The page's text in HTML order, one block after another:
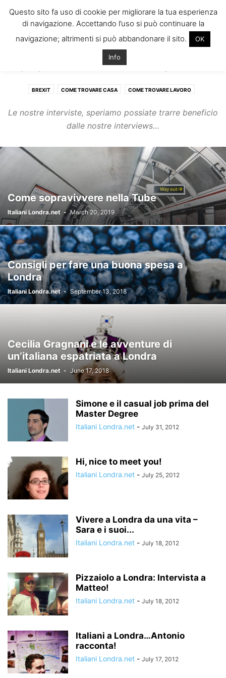
ITALIANI A
LONDRA
Il blog degli Italiani nella rebel city
Home Storie di Italiani a Londra Page 7
STORIE DI ITALIANI A LONDRA
BREXIT COME TROVARE CASA COME TROVARE LAVORO
STUDIARE A LONDRA
Le nostre interviste, speriamo possiate trarre beneficio
dalle nostre interviews…
Come sopravivvere nella Tube
Italiani Londra.net - March 20, 2019
Consigli per fare una buona spesa a
Londra
Italiani Londra.net - September 13, 2018
Cecilia Gragnani e le avventure di
un’italiana espatriata a Londra
Italiani Londra.net - June 17, 2018
Simone e il casual job prima del
Master Degree
Italiani Londra.net - July 31, 2012
Hi, nice to meet you!
Italiani Londra.net - July 25, 2012
Vivere a Londra da una vita –
Sara e i suoi...
Italiani Londra.net - July 18, 2012
Pizzaiolo a Londra: Intervista a
Matteo!
Italiani Londra.net - July 18, 2012
Italiani a Londra…Antonio
racconta!
Italiani Londra.net - July 17, 2012
Questo sito fa uso di cookie per migliorare la tua esperienza
di navigazione. Accettando l’uso si può continuare la
navigazione; altrimenti si può abbandonare il sito.
OK
Info